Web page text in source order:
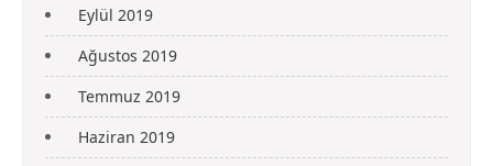
Eylül 2019
Ağustos 2019
Temmuz 2019
Haziran 2019